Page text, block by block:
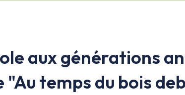
aux générations
temps du bois